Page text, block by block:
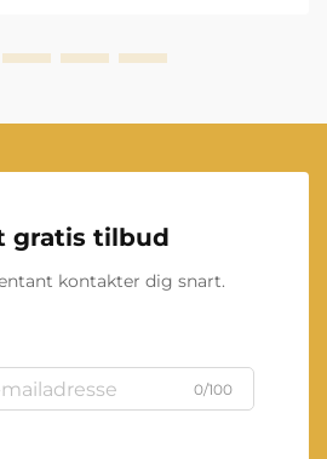
gratis tilbud
kontakter dig snart.
0/100